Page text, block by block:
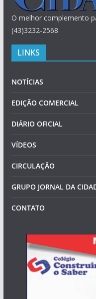
O melhor complemento
(43)3232-2568
LINKS
NOTÍCIAS
EDIÇÃO COMERCIAL
DIÁRIO OFICIAL
VÍDEOS
CIRCULAÇÃO
GRUPO JORNAL DA
CONTATO